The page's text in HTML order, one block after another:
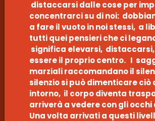
distaccarsi dalle cose per
concentrarci su di noi:
a fare il vuoto in noi stessi, a
tutti quei pensieri che ci
significa elevarsi,
essere il proprio centro. I
marziali raccomandano il
silenzio si può dimenticare ciò
intorno, il corpo diventa
arriverà a vedere con gli
Una volta arrivati a questi